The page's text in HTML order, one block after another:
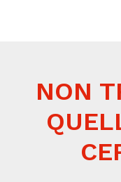
NON